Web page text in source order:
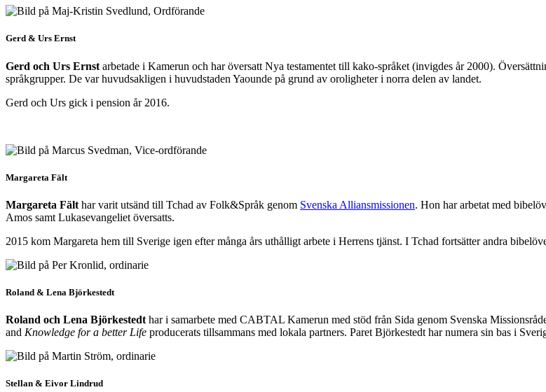
Gerd & Urs Ernst
Gerd och Urs Ernst arbetade i Kamerun och har översatt Nya testamentet till kako-språket (invigdes år 2000).
språkgrupper. De var huvudsakligen i huvudstaden Yaounde på grund av oroligheter i norra delen av landet.
Gerd och Urs gick i pension år 2016.
Margareta Fält
Margareta Fält har varit utsänd till Tchad av Folk&Språk genom Svenska Alliansmissionen. Hon har arbetat med
Amos samt Lukasevangeliet översatts.
2015 kom Margareta hem till Sverige igen efter många års uthålligt arbete i Herrens tjänst. I Tchad fortsätter andra
Roland & Lena Björkestedt
Roland och Lena Björkestedt har i samarbete med CABTAL Kamerun med stöd från Sida genom Svenska
and Knowledge for a better Life producerats tillsammans med lokala partners. Paret Björkestedt har numera sin bas i
Stellan & Eivor Lindrud